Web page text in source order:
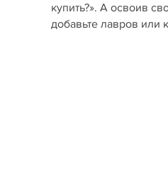
купить?». А освоив
добавьте лавров